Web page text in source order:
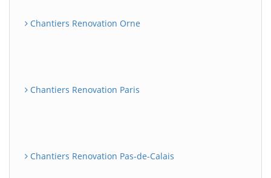
Chantiers Renovation Orne
Chantiers Renovation Paris
Chantiers Renovation Pas-de-Calais